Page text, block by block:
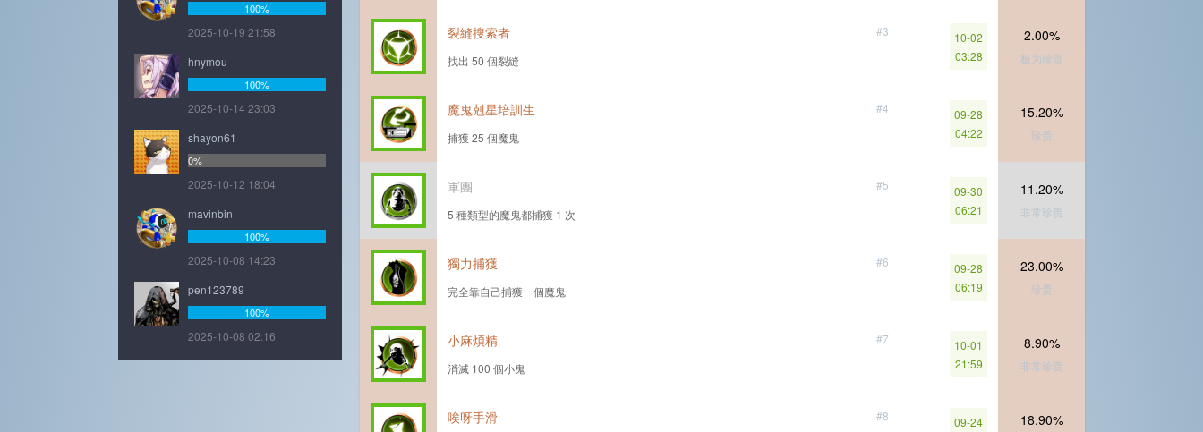
#3
裂縫搜索者
找出 50 個裂縫
10-02
03:28
2.00%
极为珍贵
#4
魔鬼剋星培訓生
捕獲 25 個魔鬼
09-28
04:22
15.20%
珍贵
#5
軍團
5 種類型的魔鬼都捕獲 1 次
09-30
06:21
11.20%
非常珍贵
#6
獨力捕獲
完全靠自己捕獲一個魔鬼
09-28
06:19
23.00%
珍贵
#7
小麻煩精
消滅 100 個小鬼
10-01
21:59
8.90%
非常珍贵
#8
唉呀手滑
09-24
18.90%
100%
2025-10-19 21:58
hnymou
100%
2025-10-14 23:03
shayon61
0%
2025-10-12 18:04
mavinbin
100%
2025-10-08 14:23
pen123789
100%
2025-10-08 02:16